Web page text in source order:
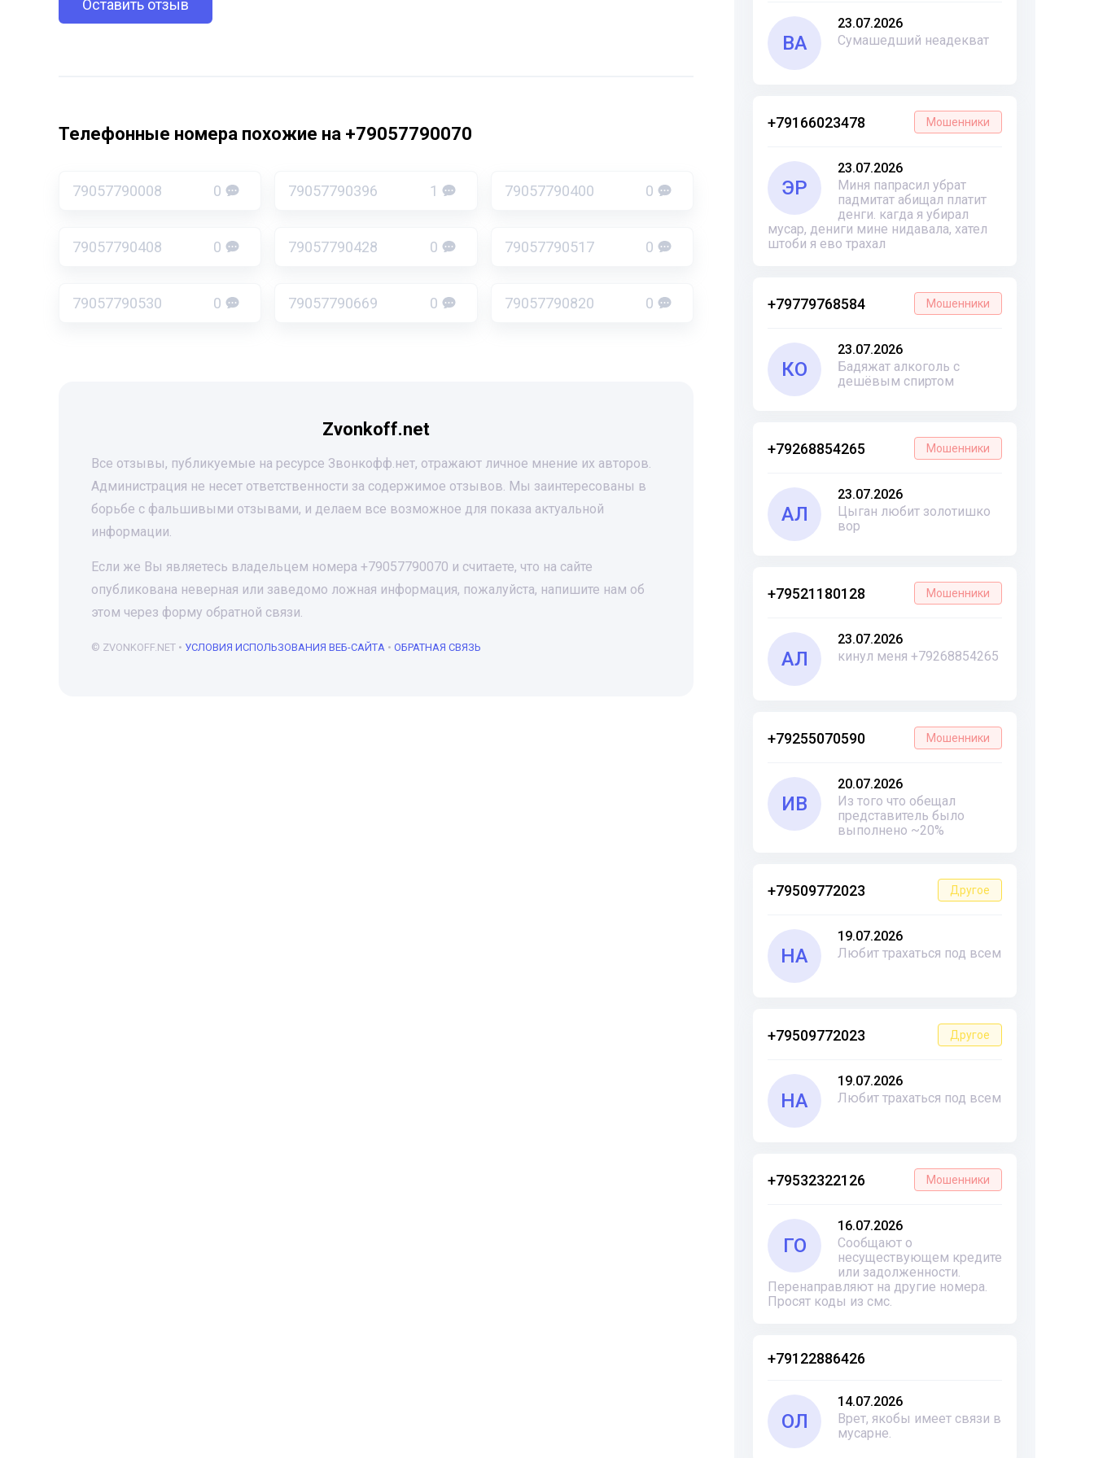
ВА
23.07.2026
Сумашедший неадекват
+79166023478 Мошенники
ЭР
23.07.2026
Миня папрасил убрат
падмитат абищал платит
денги. кагда я убирал
мусар, дениги мине нидавала, хател
штоби я ево трахал
+79779768584 Мошенники
КО
23.07.2026
Бадяжат алкоголь с
дешёвым спиртом
+79268854265 Мошенники
АЛ
23.07.2026
Цыган любит золотишко
вор
+79521180128 Мошенники
АЛ
23.07.2026
кинул меня +79268854265
+79255070590 Мошенники
ИВ
20.07.2026
Из того что обещал
представитель было
выполнено ~20%
+79509772023 Другое
НА
19.07.2026
Любит трахаться под всем
+79509772023 Другое
НА
19.07.2026
Любит трахаться под всем
+79532322126 Мошенники
ГО
16.07.2026
Сообщают о
несуществующем кредите
или задолженности.
Перенаправляют на другие номера.
Просят коды из смс.
+79122886426
ОЛ
14.07.2026
Врет, якобы имеет связи в
мусарне.
Оставить отзыв
Телефонные номера похожие на +79057790070
79057790008 0 79057790396 1 79057790400 0
79057790408 0 79057790428 0 79057790517 0
79057790530 0 79057790669 0 79057790820 0
Zvonkoff.net
Все отзывы, публикуемые на ресурсе Звонкофф.нет, отражают личное мнение их авторов.
Администрация не несет ответственности за содержимое отзывов. Мы заинтересованы в
борьбе с фальшивыми отзывами, и делаем все возможное для показа актуальной
информации.
Если же Вы являетесь владельцем номера +79057790070 и считаете, что на сайте
опубликована неверная или заведомо ложная информация, пожалуйста, напишите нам об
этом через форму обратной связи.
© ZVONKOFF.NET • УСЛОВИЯ ИСПОЛЬЗОВАНИЯ ВЕБ-САЙТА • ОБРАТНАЯ СВЯЗЬ